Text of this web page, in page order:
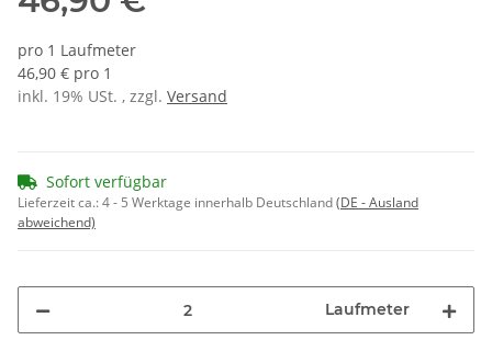
pro 1 Laufmeter
46,90 € pro 1
inkl. 19% USt. , zzgl. Versand
Sofort verfügbar
Lieferzeit ca.:4 - 5 Werktage innerhalb Deutschland(DE - Ausland
abweichend)
Laufmeter